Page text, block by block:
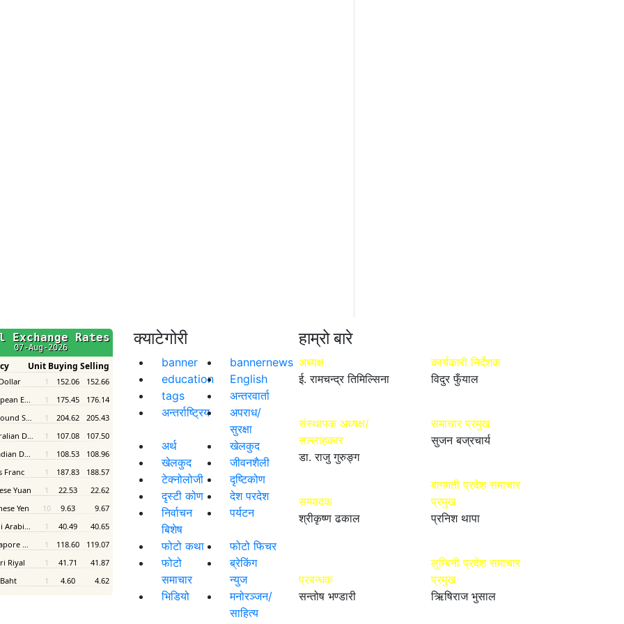
क्याटेगोरी
banner
bannernews
education
English
tags
अन्तरवार्ता
अन्तर्राष्ट्रिय
अपराध/
सुरक्षा
अर्थ
खेलकुद
खेलकुद
जीवनशैली
टेक्नोलोजी
दृष्टिकोण
दृस्टी कोण
देश परदेश
निर्वाचन
बिशेष
पर्यटन
फोटो कथा
फोटो फिचर
फोटो
समाचार
ब्रेकिंग
न्युज
भिडियो
मनोरञ्जन/
साहित्य
हाम्रो बारे
अध्यक्ष
ई. रामचन्द्र तिमिल्सिना
संस्थापक अध्यक्ष/
सल्लाहकार
डा. राजु गुरुङ्ग
सम्पादक
श्रीकृष्ण ढकाल
प्रबन्धक
सन्तोष भण्डारी
कार्यकारी निर्देशक
विदुर फुँयाल
समाचार प्रमुख
सुजन बज्रचार्य
बागमती प्रदेश समाचार
प्रमुख
प्रनिश थापा
लुम्बिनी प्रदेश समाचार
प्रमुख
ऋिषिराज भुसाल